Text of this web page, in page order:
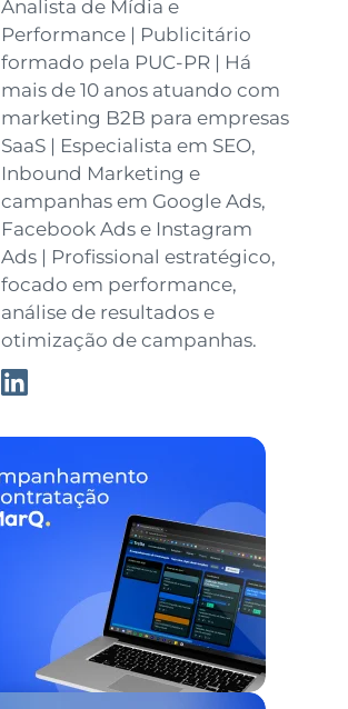
Analista de Mídia e
Performance | Publicitário
formado pela PUC-PR | Há
mais de 10 anos atuando com
marketing B2B para empresas
SaaS | Especialista em SEO,
Inbound Marketing e
campanhas em Google Ads,
Facebook Ads e Instagram
Ads | Profissional estratégico,
focado em performance,
análise de resultados e
otimização de campanhas.